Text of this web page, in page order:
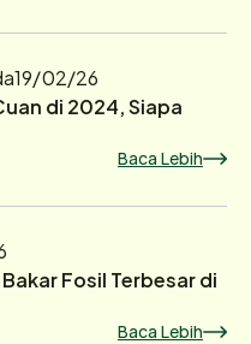
19/02/26
di 2024, Siapa
Baca Lebih
Fosil Terbesar di
Baca Lebih